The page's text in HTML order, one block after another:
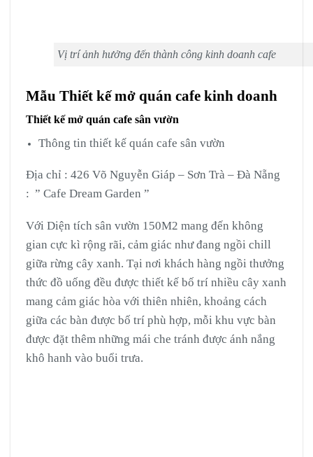
Vị trí ảnh hưởng đến thành công kinh doanh cafe
Mẫu Thiết kế mở quán cafe kinh doanh
Thiết kế mở quán cafe sân vườn
Thông tin thiết kế quán cafe sân vườn
Địa chỉ : 426 Võ Nguyễn Giáp – Sơn Trà – Đà Nẵng
: ” Cafe Dream Garden ”
Với Diện tích sân vườn 150M2 mang đến không
gian cực kì rộng rãi, cảm giác như đang ngồi chill
giữa rừng cây xanh. Tại nơi khách hàng ngồi thưởng
thức đồ uống đều được thiết kế bố trí nhiều cây xanh
mang cảm giác hòa với thiên nhiên, khoảng cách
giữa các bàn được bố trí phù hợp, mỗi khu vực bàn
được đặt thêm những mái che tránh được ánh nắng
khô hanh vào buổi trưa.